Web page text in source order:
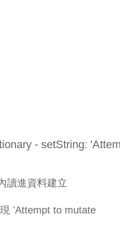
- setString:
讀進資料建立
'Attempt to mutate